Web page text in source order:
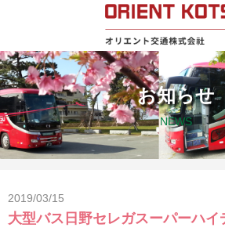
お知らせ
NEWS
2019/03/15
大型バス日野セレガスーパーハイ